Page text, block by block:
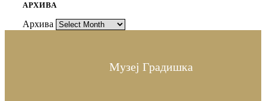
АРХИВА
Архива
Музеј Градишка